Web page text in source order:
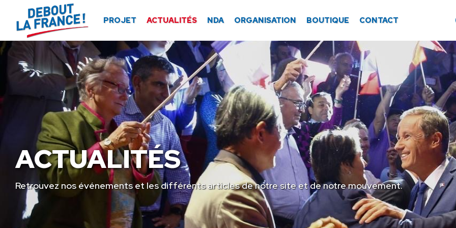
PROJET ACTUALITÉS NDA ORGANISATION BOUTIQUE CONTACT
ACTUALITÉS
Retrouvez nos événements et les différents articles de notre site et de notre mouvement.
Panneau de gestion des cookies